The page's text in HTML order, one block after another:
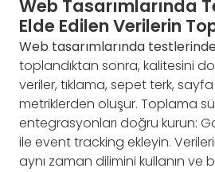
Web Tasarımlarında
Elde Edilen Verilerin
Web tasarımlarında
toplandıktan sonra, kalitesini
veriler, tıklama, sepet terk,
metriklerden oluşur. Toplama
entegrasyonları doğru kurun:
ile event tracking ekleyin.
aynı zaman dilimini kullanın ve